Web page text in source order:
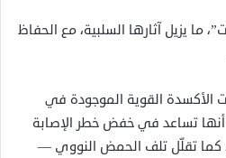
ما يزيل آثارها السلبية، مع الحفاظ
الأكسدة القوية الموجودة في
تساعد في خفض خطر الإصابة
بنسبة تصل إلى 50%، كما تقلّل تلف الحمض النووي —